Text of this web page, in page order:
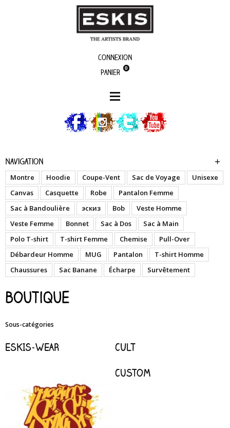
Connexion
Panier
0
boutique
Navigation
Montre Hoodie Coupe-Vent Sac de Voyage
Unisexe
Canvas
Casquette Robe
Pantalon Femme
Sac à Bandoulière
эскиз Bob
Veste Homme
Veste Femme
Bonnet Sac à Dos
Sac à Main
Polo T-shirt
T-shirt Femme Chemise
Pull-Over
Débardeur Homme
MUG Pantalon
T-shirt Homme
Chaussures
Sac Banane Écharpe Survêtement
boutique
Sous-catégories
ESKIS-WEAR CULT
Custom